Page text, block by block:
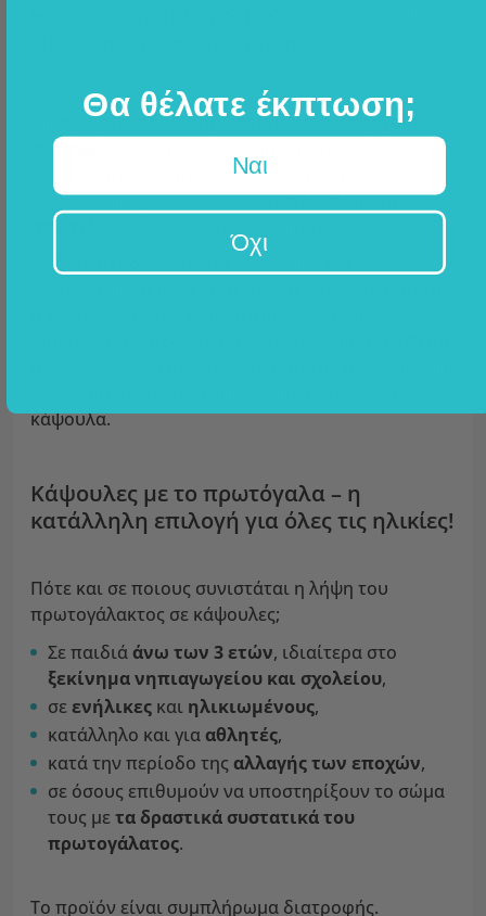
σφαιρίνεςείναιπρωτεΐνεςπουυπάρχουν
στο αίμα
και παίζουν καθοριστικό ρόλο σε πολλές
φυσιολογικές διεργασίες στο σώμα. Μαζί με τις
λευκωματίνες, αποτελούν τηνπλειοψηφία των
πρωτεϊνών
Από τις
γνωστές και ως
κάψουλα.
Κάψουλες με το πρωτόγαλα – η
κατάλληλη επιλογή για όλες τις ηλικίες!
Πότε και σε ποιους συνιστάται η λήψη του
πρωτογάλακτος σε κάψουλες;
Σε παιδιά άνω των 3 ετών, ιδιαίτερα στο
ξεκίνημα νηπιαγωγείου και σχολείου,
σεενήλικες και ηλικιωμένους,
κατάλληλο και για αθλητές,
κατά την περίοδο της αλλαγής των εποχών,
σε όσους επιθυμούν να υποστηρίξουν το σώμα
τους μετα δραστικά συστατικά του
πρωτογάλατος.
Το προϊόν είναι συμπλήρωμα διατροφής.
Θα θέλατε έκπτωση;
Ναι
Όχι